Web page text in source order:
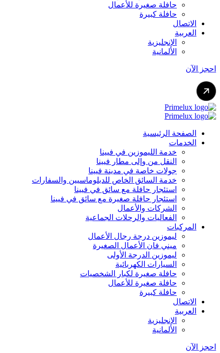
حافلة صغيرة للأعمال
حافلة كبيرة
الاتصال
العربية
الإنجليزية
الألمانية
احجز الآن
الصفحة الرئيسية
الخدمات
خدمة الليموزين في فيينا
النقل من وإلى مطار فيينا
جولات خاصة في مدينة فيينا
خدمة السائق الخاص للدبلوماسيين والسفارات
استئجار حافلة مع سائق في فيينا
استئجار حافلة صغيرة مع سائق في فيينا
الشركات والأعمال
الفعاليات والرحلات الجماعية
المركبات
ليموزين درجة رجال الأعمال
ميني فان الأعمال الصغيرة
ليموزين الدرجة الأولى
السيارات الكهربائية
حافلة صغيرة لكبار الشخصيات
حافلة صغيرة للأعمال
حافلة كبيرة
الاتصال
العربية
الإنجليزية
الألمانية
احجز الآن